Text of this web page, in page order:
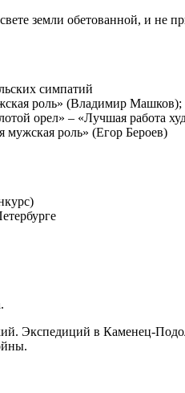
земли обетованной, и не
симпатий
роль» (Владимир
орел» – «Лучшая работа
роль» (Егор Бероев)
Экспедиций в Каменец-